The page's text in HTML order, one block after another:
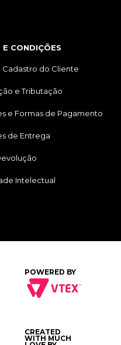
E CONDIÇÕES
Cadastro do Cliente
e Tributação
e Formas de Pagamento
de Entrega
Intelectual
POWERED BY
CREATED
WITH MUCH